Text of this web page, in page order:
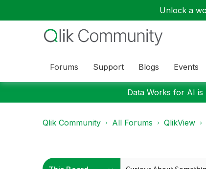
Unlock a
Forums Support Blogs Events
Data Works for AI
Qlik Community All Forums QlikView